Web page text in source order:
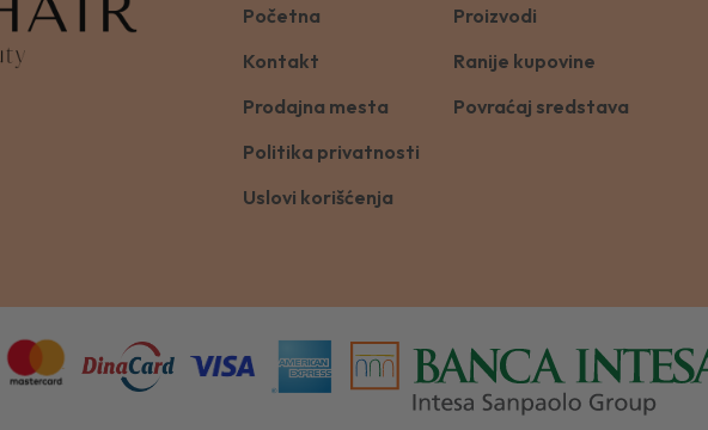
Početna
Kontakt
Prodajna mesta
Politika privatnosti
Uslovi korišćenja
Proizvodi
Ranije kupovine
Povraćaj sredstava